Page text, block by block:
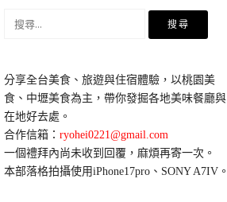
鍵
字:
分享全台美食、旅遊與住宿體驗，以桃園美
食、中壢美食為主，帶你發掘各地美味餐廳與
在地好去處。
合作信箱：ryohei0221@gmail.com
一個禮拜內尚未收到回覆，麻煩再寄一次。
本部落格拍攝使用iPhone17pro、SONY A7IV。